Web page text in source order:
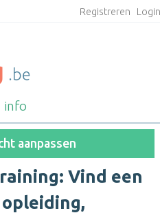
Registreren
info
aanpassen
Vind een